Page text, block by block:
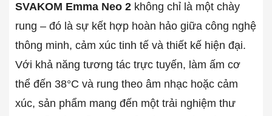
SVAKOM Emma Neo 2 không chỉ là một chày
rung – đó là sự kết hợp hoàn hảo giữa công nghệ
thông minh, cảm xúc tinh tế và thiết kế hiện đại.
Với khả năng tương tác trực tuyến, làm ấm cơ
thể đến 38°C và rung theo âm nhạc hoặc cảm
xúc, sản phẩm mang đến một trải nghiệm thư